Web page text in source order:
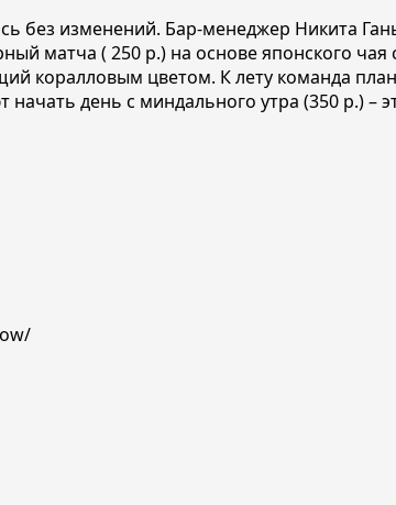
без изменений. Бар-менеджер Никита
матча ( 250 р.) на основе японского
коралловым цветом. К лету команда
день с миндального утра (350 р.)